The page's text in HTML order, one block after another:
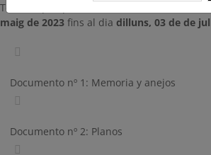
Termini per presentar documents des del
maig de 2023 fins al dia dilluns, 03 de de
Documento nº 1: Memoria y anejos
Documento nº 2: Planos